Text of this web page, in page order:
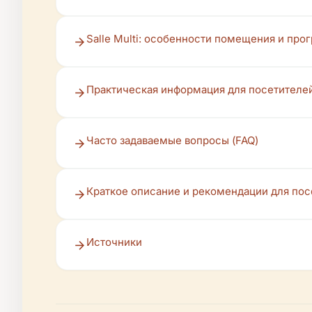
Salle Multi: особенности помещения и
Практическая информация для
Часто задаваемые вопросы (FAQ)
Краткое описание и рекомендации для
Источники